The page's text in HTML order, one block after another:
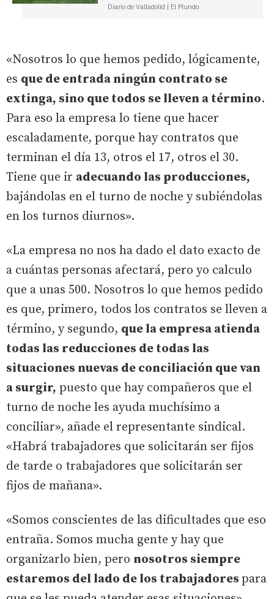
Diario de Valladolid | El Mundo
«Nosotros lo que hemos pedido, lógicamente,
es que de entrada ningún contrato se
extinga, sino que todos se lleven a término.
Para eso la empresa lo tiene que hacer
escaladamente, porque hay contratos que
terminan el día 13, otros el 17, otros el 30.
Tiene que ir adecuando las producciones,
bajándolas en el turno de noche y subiéndolas
en los turnos diurnos».
«La empresa no nos ha dado el dato exacto de
a cuántas personas afectará, pero yo calculo
que a unas 500. Nosotros lo que hemos pedido
es que, primero, todos los contratos se lleven a
término, y segundo, que la empresa atienda
todas las reducciones de todas las
situaciones nuevas de conciliación que van
a surgir, puesto que hay compañeros que el
turno de noche les ayuda muchísimo a
conciliar», añade el representante sindical.
«Habrá trabajadores que solicitarán ser fijos
de tarde o trabajadores que solicitarán ser
fijos de mañana».
«Somos conscientes de las dificultades que eso
entraña. Somos mucha gente y hay que
organizarlo bien, pero nosotros siempre
estaremos del lado de los trabajadores para